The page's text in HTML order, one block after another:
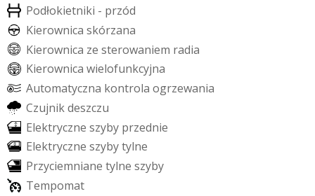
Podłokietniki - przód
Kierownica skórzana
Kierownica ze sterowaniem radia
Kierownica wielofunkcyjna
Automatyczna kontrola ogrzewania
Czujnikdeszczu
Elektryczne szyby przednie
Elektryczne szybytylne
Przyciemniane tylne szyby
Tempomat